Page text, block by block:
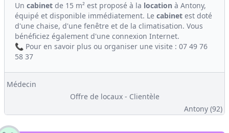
Un cabinet de 15 m² est proposé à la location à Antony,
équipé et disponible immédiatement. Le cabinet est doté
d'une chaise, d'une fenêtre et de la climatisation. Vous
bénéficiez également d'une connexion Internet.
📞 Pour en savoir plus ou organiser une visite : 07 49 76
58 37
Médecin
Offre de locaux - Clientèle
Antony (92)